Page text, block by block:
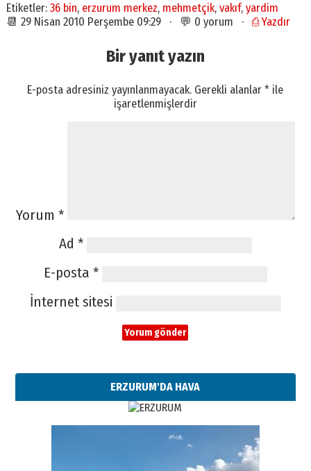
Etiketler: 36 bin, erzurum merkez, mehmetçik, vakıf, yardim
📆 29 Nisan 2010 Perşembe 09:29 · 💬 0 yorum · ⎙ Yazdır
Bir yanıt yazın
E-posta adresiniz yayınlanmayacak. Gerekli alanlar* ile
işaretlenmişlerdir
Yorum *
Ad *
E-posta *
İnternet sitesi
ERZURUM'DA HAVA